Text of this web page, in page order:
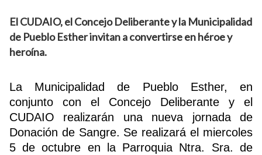
El CUDAIO, el Concejo Deliberante y la Municipalidad
de Pueblo Esther invitan a convertirse en héroe y
heroína.
La Municipalidad de Pueblo Esther, en
conjunto con el Concejo Deliberante y el
CUDAIO realizarán una nueva jornada de
Donación de Sangre. Se realizará el miercoles
5 de octubre en la Parroquia Ntra. Sra. de